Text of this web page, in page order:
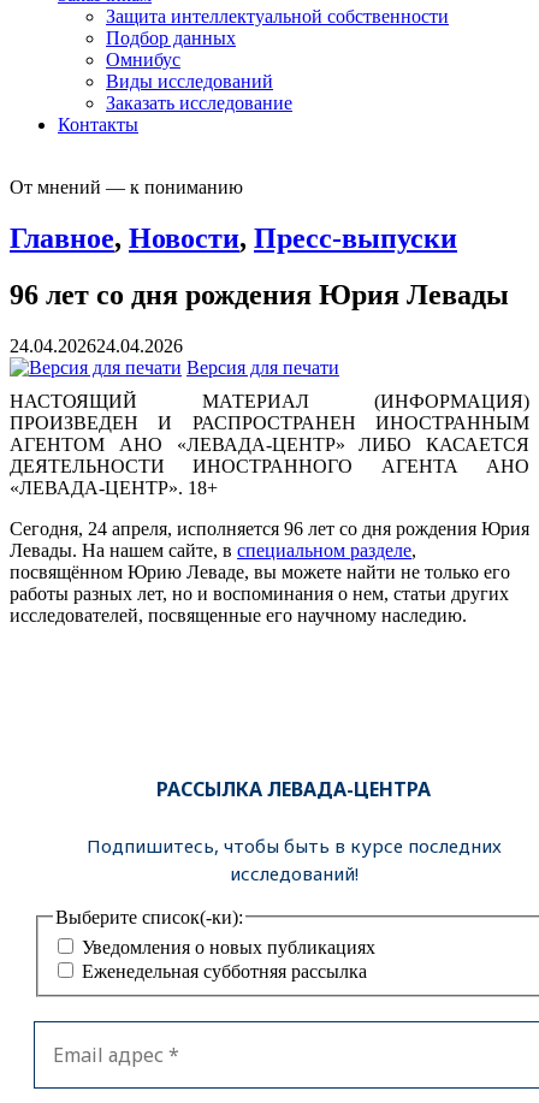
Защита интеллектуальной собственности
Подбор данных
Омнибус
Виды исследований
Заказать исследование
Контакты
От мнений — к пониманию
Главное, Новости, Пресс-выпуски
96 лет со дня рождения Юрия Левады
24.04.202624.04.2026
Версия для печати
НАСТОЯЩИЙ МАТЕРИАЛ (ИНФОРМАЦИЯ)
ПРОИЗВЕДЕН И РАСПРОСТРАНЕН ИНОСТРАННЫМ
АГЕНТОМ АНО «ЛЕВАДА-ЦЕНТР» ЛИБО КАСАЕТСЯ
ДЕЯТЕЛЬНОСТИ ИНОСТРАННОГО АГЕНТА АНО
«ЛЕВАДА-ЦЕНТР». 18+
Сегодня, 24 апреля, исполняется 96 лет со дня рождения Юрия
Левады. На нашем сайте, в специальном разделе,
посвящённом Юрию Леваде, вы можете найти не только его
работы разных лет, но и воспоминания о нем, статьи других
исследователей, посвященные его научному наследию.
РАССЫЛКА ЛЕВАДА-ЦЕНТРА
Подпишитесь, чтобы быть в курсе последних
исследований!
Выберите список(-ки):
Уведомления о новых публикациях
Еженедельная субботняя рассылка